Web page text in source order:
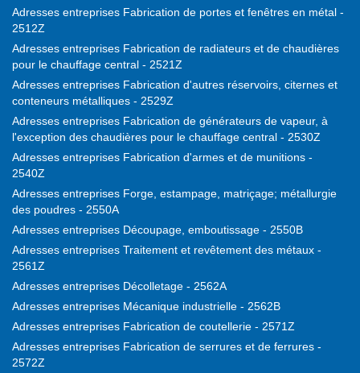
Adresses entreprises Fabrication de portes et fenêtres en métal -
2512Z
Adresses entreprises Fabrication de radiateurs et de chaudières
pour le chauffage central - 2521Z
Adresses entreprises Fabrication d'autres réservoirs, citernes et
conteneurs métalliques - 2529Z
Adresses entreprises Fabrication de générateurs de vapeur, à
l'exception des chaudières pour le chauffage central - 2530Z
Adresses entreprises Fabrication d'armes et de munitions -
2540Z
Adresses entreprises Forge, estampage, matriçage; métallurgie
des poudres - 2550A
Adresses entreprises Découpage, emboutissage - 2550B
Adresses entreprises Traitement et revêtement des métaux -
2561Z
Adresses entreprises Décolletage - 2562A
Adresses entreprises Mécanique industrielle - 2562B
Adresses entreprises Fabrication de coutellerie - 2571Z
Adresses entreprises Fabrication de serrures et de ferrures -
2572Z